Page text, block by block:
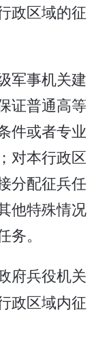
政区域的征
军事机关建
证普通高等
件或者专业
对本行政区
分配征兵任
他特殊情况
。
府兵役机关
政区域内征